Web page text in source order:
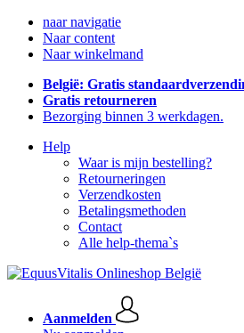
naar navigatie
Naar content
Naar winkelmand
België: Gratis
Gratis retourneren
Bezorging binnen 3 werkdagen.
Help
Waar is mijn bestelling?
Retourneringen
Verzendkosten
Betalingsmethoden
Contact
Alle help-thema`s
Aanmelden